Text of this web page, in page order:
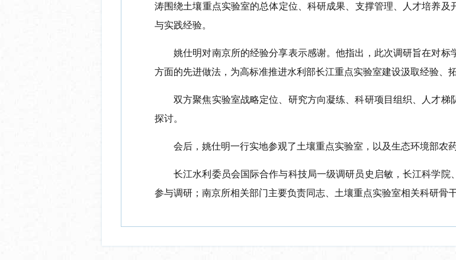
涛围绕土壤重点实验室的总体定位、科研成果、支撑管理、人才培养及
与实践经验。
姚仕明对南京所的经验分享表示感谢。他指出，此次调研旨在对
方面的先进做法，为高标准推进水利部长江重点实验室建设汲取经验、拓
双方聚焦实验室战略定位、研究方向凝练、科研项目组织、人才梯
探讨。
会后 ，姚仕明一行实地参观了土壤重点实验室 ， 以及生态环境部农
长江水利委员会国际合作与科技局一级调研员史启敏，长江科学院
参与调研；南京所相关部门主要负责同志、土壤重点实验室相关科研骨